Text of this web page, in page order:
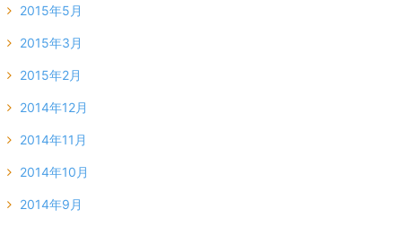
2015年5月
2015年3月
2015年2月
2014年12月
2014年11月
2014年10月
2014年9月